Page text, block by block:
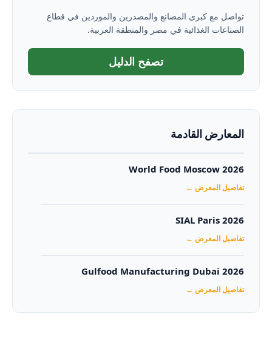
تواصل مع كبرى المصانع والمصدرين والموردين في قطاع
الصناعات الغذائية في مصر والمنطقة العربية.
تصفح الدليل
المعارض القادمة
World Food Moscow 2026
تفاصيل المعرض ←
SIAL Paris 2026
تفاصيل المعرض ←
Gulfood Manufacturing Dubai 2026‏
تفاصيل المعرض ←